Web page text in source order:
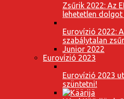
Zsűrik 2022: Az
lehetetlen dolgot
Eurovízió 2022:
szabálytalan
Junior 2022
Eurovízió 2023
Eurovízió 2023
szüntetni!